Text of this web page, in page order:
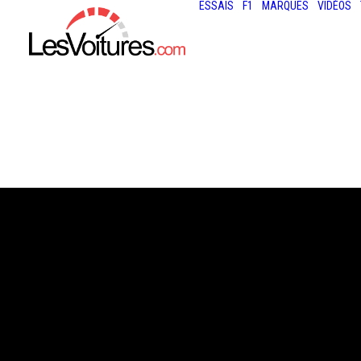
ESSAIS F1 MARQUES VIDÉOS